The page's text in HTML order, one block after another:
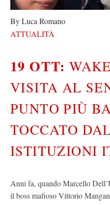
By Luca Romano
ATTUALITÀ
19 OTT:
VISITA AL
PUNTO PIÙ
TOCCATO
ISTITUZIONI
Anni fa, quando Marcello
il boss mafioso Vittorio